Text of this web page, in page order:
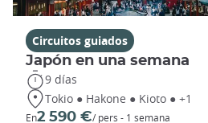
Circuitos guiados
Japón en una semana
9 días
Tokio ● Hakone ● Kioto ● +1
En2 590 €/ pers - 1 semana